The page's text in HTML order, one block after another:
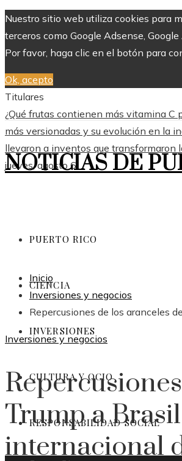
Nuestro sitio web utiliza cookies para
terceros como Google Adsense,
Por favor, haga clic en el botón para
Ok, acepto
Titulares
¿Qué frutas contienen más vitamina C
más versionadas y su evolución en la
llevaron a inventos que transformaron
jueves, agosto 6
NOTICIAS DE
PUERTO RICO
CIENCIA
INVERSIONES
CULTURA Y OCIO
RESPONSABILIDAD SOCIAL
Inicio
Inversiones y negocios
Repercusiones de los aranceles
Inversiones y negocios
Trump a
internacional